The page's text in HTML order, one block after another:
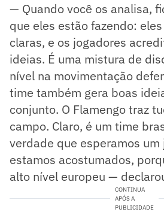
— Quando você os analisa,
que eles estão fazendo:
claras, e os jogadores
ideias. É uma mistura de
nível na movimentação
time também gera boas
conjunto. O Flamengo traz
campo. Claro, é um time
verdade que esperamos um
estamos acostumados,
alto nível europeu —
CONTINUA
APÓS A
PUBLICIDADE